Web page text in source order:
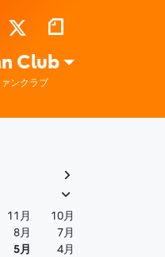
Club
ンクラブ
11月
10月
8月
7月
5月
4月